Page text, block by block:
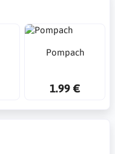
Pompach
1.99 €